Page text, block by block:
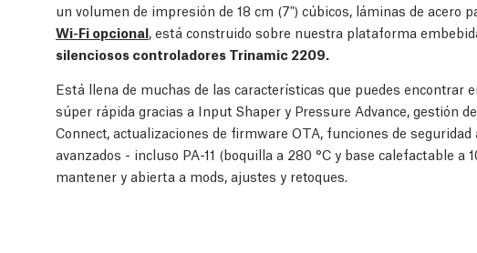
un volumen de impresión de 18 cm (7") cúbicos, láminas de acero
Wi-Fi opcional, está construido sobre nuestra plataforma
silenciosos controladores Trinamic 2209.
Está llena de muchas de las características que puedes encontrar
súper rápida gracias a Input Shaper y Pressure Advance, gestión
Connect, actualizaciones de firmware OTA, funciones de
avanzados - incluso PA-11 (boquilla a 280 °C y base calefactable a
mantener y abierta a mods, ajustes y retoques.